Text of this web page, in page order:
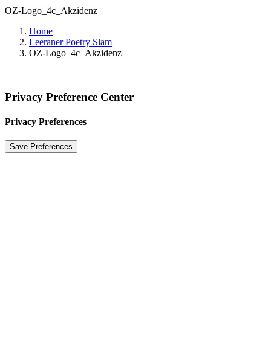
OZ-Logo_4c_Akzidenz
Home
Leeraner Poetry Slam
OZ-Logo_4c_Akzidenz
Privacy Preference Center
Privacy Preferences